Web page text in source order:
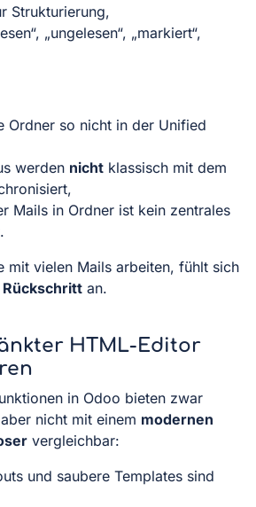
Strukturierung,
„ungelesen“, „markiert“,
Ordner so nicht in der Unified
werden nicht klassisch mit dem
Mails in Ordner ist kein zentrales
mit vielen Mails arbeiten, fühlt sich
Rückschritt an.
HTML-Editor
in Odoo bieten zwar
nicht mit einem modernen
vergleichbar:
und saubere Templates sind